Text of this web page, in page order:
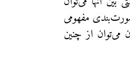
مفهومی
می‌توان از چنین